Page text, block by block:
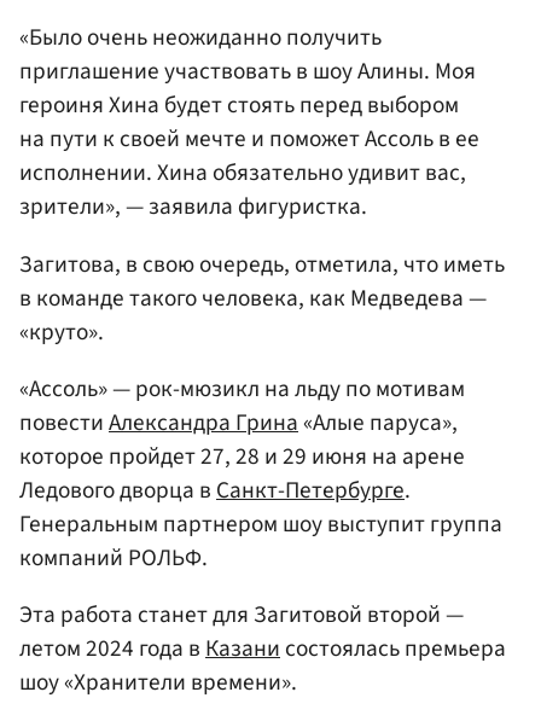
«Было очень неожиданно получить
приглашение участвовать в шоу Алины. Моя
героиня Хина будет стоять перед выбором
на пути к своей мечте и поможет Ассоль в ее
исполнении. Хина обязательно удивит вас,
зрители», — заявила фигуристка.
Загитова, в свою очередь, отметила, что иметь
в команде такого человека, как Медведева —
«круто».
«Ассоль» — рок-мюзикл на льду по мотивам
повестиАлександра Грина«Алые паруса»,
которое пройдет 27, 28 и 29 июня на арене
Ледового дворца вСанкт-Петербурге.
Генеральным партнером шоу выступит группа
компаний РОЛЬФ.
Эта работа станет для Загитовой второй —
летом 2024 года вКазанисостоялась премьера
шоу «Хранители времени».